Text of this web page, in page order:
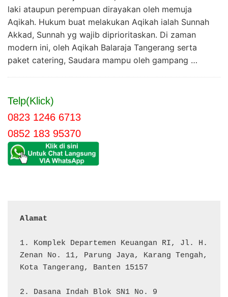
laki ataupun perempuan dirayakan oleh memuja
Aqikah. Hukum buat melakukan Aqikah ialah Sunnah
Akkad, Sunnah yg wajib diprioritaskan. Di zaman
modern ini, oleh Aqikah Balaraja Tangerang serta
paket catering, Saudara mampu oleh gampang …
Telp(Klick)
0823 1246 6713
0852 183 95370
Alamat
1. Komplek Departemen Keuangan RI, Jl. H.
Zenan No. 11, Parung Jaya, Karang Tengah,
Kota Tangerang, Banten 15157
2. Dasana Indah Blok SN1 No. 9